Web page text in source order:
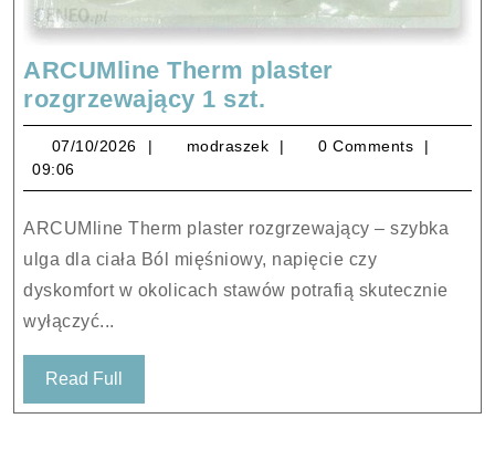
ARCUMline Therm plaster
rozgrzewający 1 szt.
Therm
plaster
rozgrzewający
szt.
07/10/2026 07/10/2026
modraszek modraszek
0 Comments
09:06
ARCUMline Therm plaster rozgrzewający – szybka
ulga dla ciała Ból mięśniowy, napięcie czy
dyskomfort w okolicach stawów potrafią skutecznie
wyłączyć...
Read Full
Full